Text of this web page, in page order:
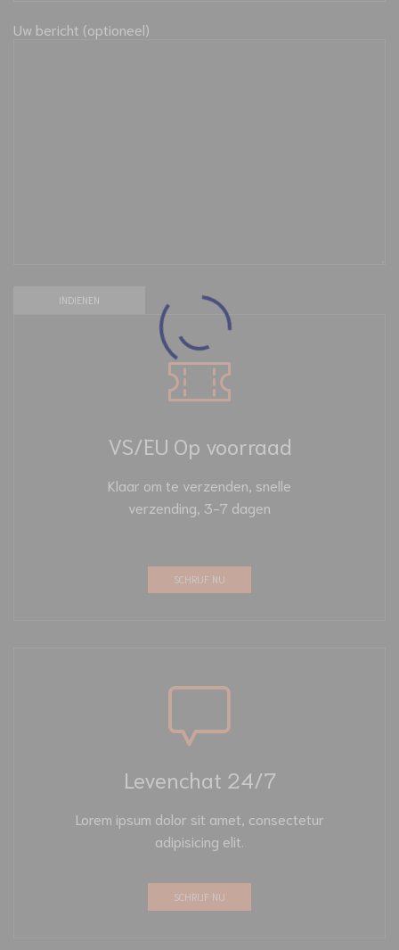
Uw bericht (optioneel)
VS/EU Op voorraad
Klaar om te verzenden, snelle
verzending, 3-7 dagen
SCHRIJF NU
Levenchat 24/7
Lorem ipsum dolor sit amet, consectetur
adipisicing elit.
SCHRIJF NU